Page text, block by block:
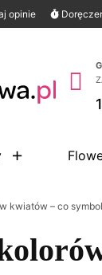
opinie
kwiatów – co